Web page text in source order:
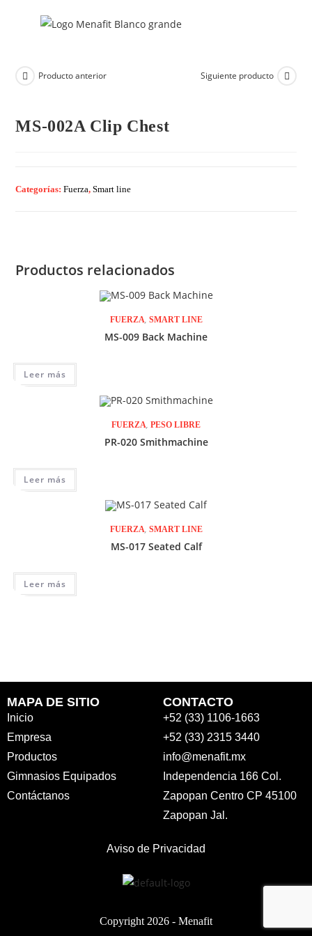
Producto anterior Siguiente producto
MS-002A Clip Chest
Categorías:Fuerza,Smart line
Productos relacionados
FUERZA, SMART LINE
MS-009 Back Machine
Leer más
FUERZA, PESO LIBRE
PR-020 Smithmachine
Leer más
FUERZA, SMART LINE
MS-017 Seated Calf
Leer más
MAPA DE SITIO
Inicio
Empresa
Productos
Gimnasios Equipados
Contáctanos
CONTACTO
+52 (33) 1106-1663
+52 (33) 2315 3440
info@menafit.mx
Independencia 166 Col.
Zapopan Centro CP 45100
Zapopan Jal.
Aviso de Privacidad
Copyright 2026 - Menafit